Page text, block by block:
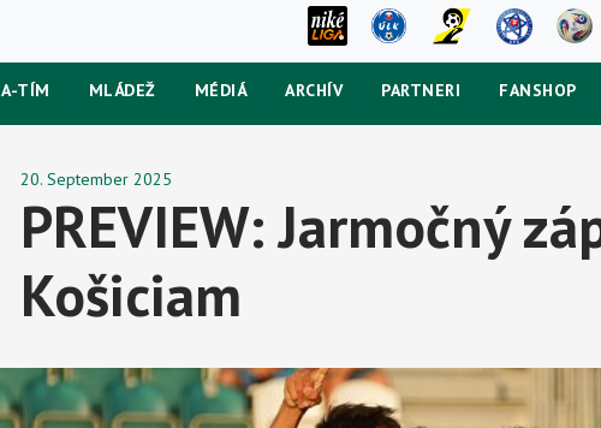
A-TÍM MLÁDEŽ MÉDIÁ ARCHÍV PARTNERI FANSHOP
20. September 2025
PREVIEW: Jarmočný
Košiciam